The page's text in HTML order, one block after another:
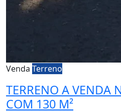
Terreno
TERRENO A VENDA
COM 130 M²
Santa Terezinha - Piracicaba